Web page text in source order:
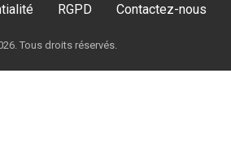
RGPD Contactez-nous
Tous droits réservés.